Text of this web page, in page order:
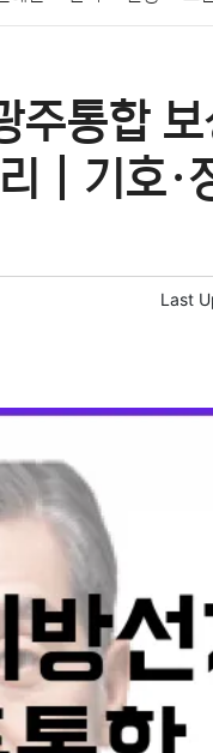
팅 부동산 외국어
통합
｜기호·
Last